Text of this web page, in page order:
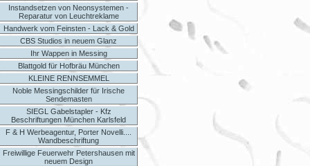
Instandsetzen von Neonsystemen -
Reparatur von Leuchtreklame
Handwerk vom Feinsten - Lack & Gold
CBS Studios in neuem Glanz
Ihr Wappen in Messing
Blattgold für Hofbräu München
KLEINE RENNSEMMEL
Noble Messingschilder für Irische
Sendemasten
SIEGL Gabelstapler - Kfz
Beschriftungen München Karlsfeld
F & H Werbeagentur, Porter Novelli....
Wandbeschriftung
Freiwillige Feuerwehr Petershausen mit
neuem Design